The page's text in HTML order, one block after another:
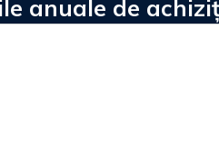
anuale de